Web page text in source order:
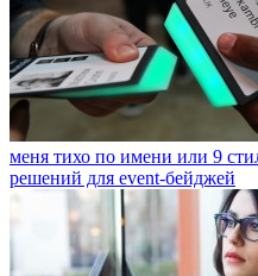
меня тихо по имени или 9
решений для event-бейджей